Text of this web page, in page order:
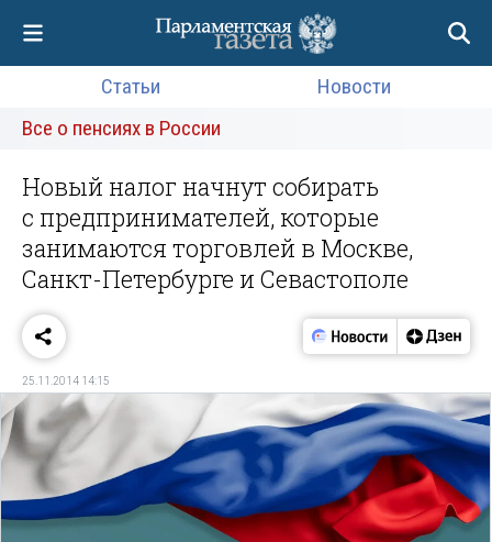
Статьи
Новости
Все о пенсиях в России
Новый налог начнут собирать
с предпринимателей, которые
занимаются торговлей в Москве,
Санкт-Петербурге и Севастополе
25.11.2014 14:15